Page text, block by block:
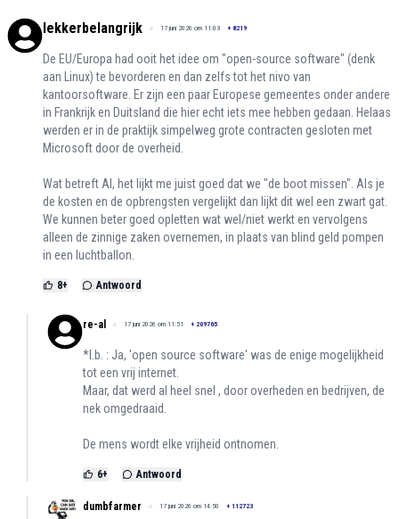
lekkerbelangrijk 17 juni 2026 om 11:03 + 8219
De EU/Europa had ooit het idee om "open-source software" (denk
aan Linux) te bevorderen en dan zelfs tot het nivo van
kantoorsoftware. Er zijn een paar Europese gemeentes onder andere
in Frankrijk en Duitsland die hier echt iets mee hebben gedaan. Helaas
werden er in de praktijk simpelweg grote contracten gesloten met
Microsoft door de overheid.
Wat betreft AI, het lijkt me juist goed dat we "de boot missen". Als je
de kosten en de opbrengsten vergelijkt dan lijkt dit wel een zwart gat.
We kunnen beter goed opletten wat wel/niet werkt en vervolgens
alleen de zinnige zaken overnemen, in plaats van blind geld pompen
in een luchtballon.
8+ Antwoord
re-al 17 juni 2026 om 11:51 + 209765
*l.b. : Ja, 'open source software' was de enige mogelijkheid
tot een vrij internet.
Maar, dat werd al heel snel , door overheden en bedrijven, de
nek omgedraaid.
De mens wordt elke vrijheid ontnomen.
6+ Antwoord
dumbfarmer 17 juni 2026 om 14:50 + 112723